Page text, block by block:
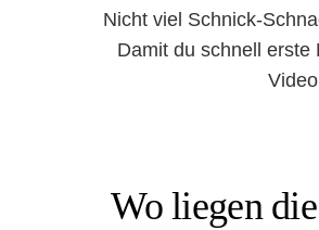
Nicht viel Schnick-
Damit du schnell erste
Wo liegen